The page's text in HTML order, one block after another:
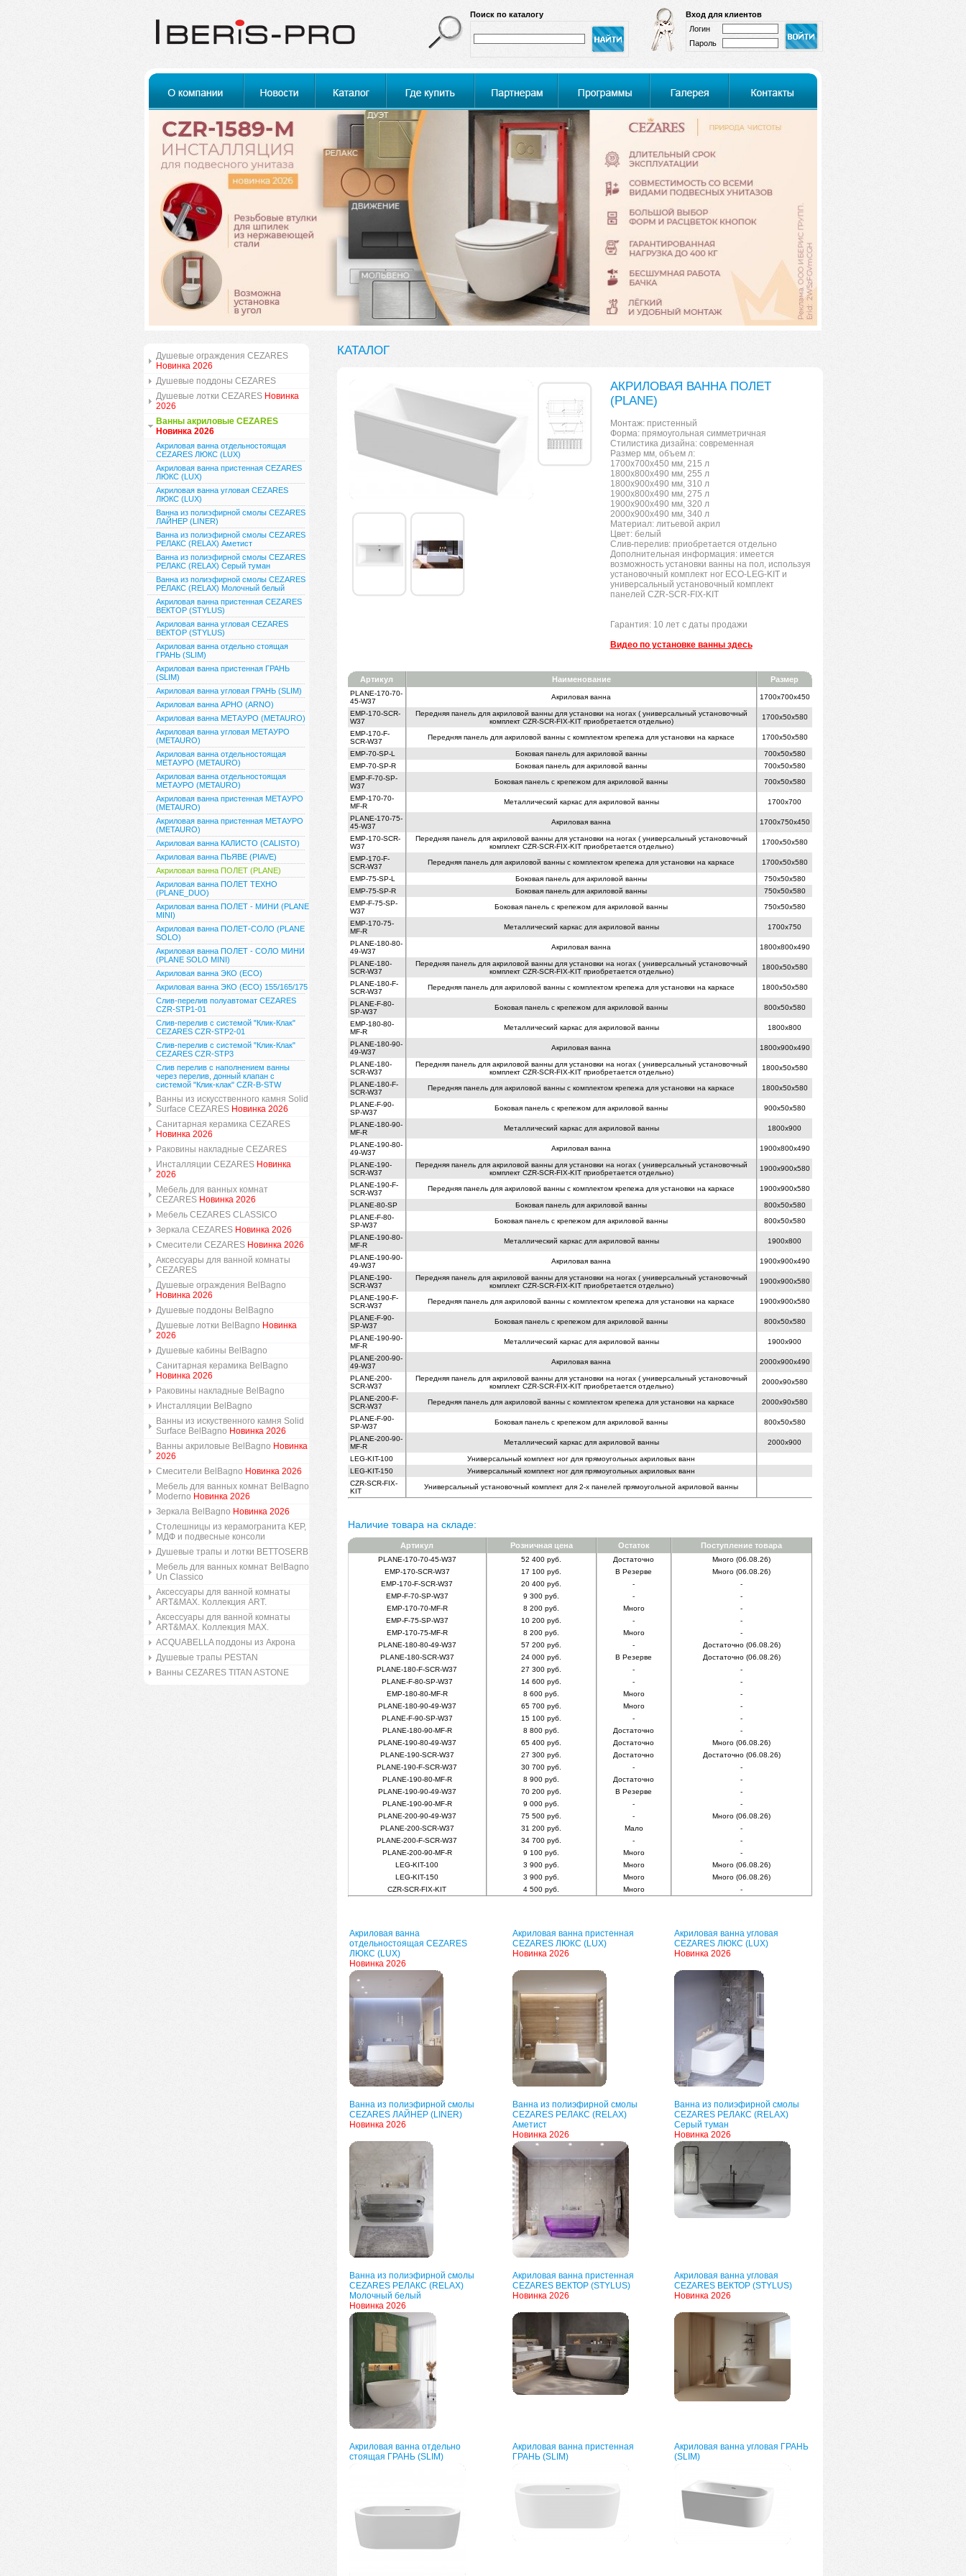
Вход для клиентов
Логин
Пароль
Поиск по каталогу
Душевые ограждения CEZARES
Новинка 2026
Душевые поддоны CEZARES
Душевые лотки CEZARES Новинка
2026
Ванны акриловые CEZARES
Новинка 2026
Акриловая ванна отдельностоящая
CEZARES ЛЮКС (LUX)
Акриловая ванна пристенная CEZARES
ЛЮКС (LUX)
Акриловая ванна угловая CEZARES
ЛЮКС (LUX)
Ванна из полиэфирной смолы CEZARES
ЛАЙНЕР (LINER)
Ванна из полиэфирной смолы CEZARES
РЕЛАКС (RELAX) Аметист
Ванна из полиэфирной смолы CEZARES
РЕЛАКС (RELAX) Серый туман
Ванна из полиэфирной смолы CEZARES
РЕЛАКС (RELAX) Молочный белый
Акриловая ванна пристенная CEZARES
ВЕКТОР (STYLUS)
Акриловая ванна угловая CEZARES
ВЕКТОР (STYLUS)
Акриловая ванна отдельно стоящая
ГРАНЬ (SLIM)
Акриловая ванна пристенная ГРАНЬ
(SLIM)
Акриловая ванна угловая ГРАНЬ (SLIM)
Акриловая ванна АРНО (ARNO)
Акриловая ванна МЕТАУРО (METAURO)
Акриловая ванна угловая МЕТАУРО
(METAURO)
Акриловая ванна отдельностоящая
МЕТАУРО (METAURO)
Акриловая ванна отдельностоящая
МЕТАУРО (METAURO)
Акриловая ванна пристенная МЕТАУРО
(METAURO)
Акриловая ванна пристенная МЕТАУРО
(METAURO)
Акриловая ванна КАЛИСТО (CALISTO)
Акриловая ванна ПЬЯВЕ (PIAVE)
Акриловая ванна ПОЛЕТ (PLANE)
Акриловая ванна ПОЛЕТ ТЕХНО
(PLANE_DUO)
Акриловая ванна ПОЛЕТ - МИНИ (PLANE
MINI)
Акриловая ванна ПОЛЕТ-СОЛО (PLANE
SOLO)
Акриловая ванна ПОЛЕТ - СОЛО МИНИ
(PLANE SOLO MINI)
Акриловая ванна ЭКО (ECO)
Акриловая ванна ЭКО (ECO) 155/165/175
Слив-перелив полуавтомат CEZARES
CZR-STP1-01
Слив-перелив с системой "Клик-Клак"
CEZARES CZR-STP2-01
Слив-перелив с системой "Клик-Клак"
CEZARES CZR-STP3
Слив перелив с наполнением ванны
через перелив, донный клапан с
системой "Клик-клак" CZR-B-STW
Ванны из искусственного камня Solid
Surface CEZARES Новинка 2026
Санитарная керамика CEZARES
Новинка 2026
Раковины накладные CEZARES
Инсталляции CEZARES Новинка
2026
Мебель для ванных комнат
CEZARES Новинка 2026
Мебель CEZARES CLASSICO
Зеркала CEZARES Новинка 2026
Смесители CEZARES Новинка 2026
Аксессуары для ванной комнаты
CEZARES
Душевые ограждения BelBagno
Новинка 2026
Душевые поддоны BelBagno
Душевые лотки BelBagno Новинка
2026
Душевые кабины BelBagno
Санитарная керамика BelBagno
Новинка 2026
Раковины накладные BelBagno
Инсталляции BelBagno
Ванны из искуственного камня Solid
Surface BelBagno Новинка 2026
Ванны акриловые BelBagno Новинка
2026
Смесители BelBagno Новинка 2026
Мебель для ванных комнат BelBagno
Moderno Новинка 2026
Зеркала BelBagno Новинка 2026
Столешницы из керамогранита KEP,
МДФ и подвесные консоли
Душевые трапы и лотки BETTOSERB
Мебель для ванных комнат BelBagno
Un Classico
Аксессуары для ванной комнаты
ART&MAX. Коллекция ART.
Аксессуары для ванной комнаты
ART&MAX. Коллекция MAX.
ACQUABELLA поддоны из Акрона
Душевые трапы PESTAN
Ванны CEZARES TITAN ASTONE
КАТАЛОГ
АКРИЛОВАЯ ВАННА ПОЛЕТ
(PLANE)
Монтаж: пристенный
Форма: прямоугольная симметричная
Стилистика дизайна: современная
Размер мм, объем л:
1700x700x450 мм, 215 л
1800x800x490 мм, 255 л
1800x900x490 мм, 310 л
1900x800x490 мм, 275 л
1900x900x490 мм, 320 л
2000x900x490 мм, 340 л
Материал: литьевой акрил
Цвет: белый
Слив-перелив: приобретается отдельно
Дополнительная информация: имеется
возможность установки ванны на пол, используя
установочный комплект ног ECO-LEG-KIT и
универсальный установочный комплект
панелей CZR-SCR-FIX-KIT
Гарантия: 10 лет с даты продажи
Видео по установке ванны здесь
Артикул Наименование Размер
PLANE-170-70-
45-W37
Акриловая ванна 1700x700x450
EMP-170-SCR-
W37
Передняя панель для акриловой ванны для установки на ногах ( универсальный установочный
комплект CZR-SCR-FIX-KIT приобретается отдельно)
1700x50x580
EMP-170-F-
SCR-W37
Передняя панель для акриловой ванны с комплектом крепежа для установки на каркасе 1700x50x580
EMP-70-SP-L Боковая панель для акриловой ванны
700x50x580
EMP-70-SP-R
Боковая панель для акриловой ванны
700x50x580
EMP-F-70-SP-
W37
Боковая панель с крепежом для акриловой ванны 700x50x580
EMP-170-70-
MF-R
Металлический каркас для акриловой ванны 1700x700
PLANE-170-75-
45-W37
Акриловая ванна 1700x750x450
EMP-170-SCR-
W37
Передняя панель для акриловой ванны для установки на ногах ( универсальный установочный
комплект CZR-SCR-FIX-KIT приобретается отдельно)
1700x50x580
EMP-170-F-
SCR-W37
Передняя панель для акриловой ванны с комплектом крепежа для установки на каркасе 1700x50x580
EMP-75-SP-L Боковая панель для акриловой ванны
750x50x580
EMP-75-SP-R
Боковая панель для акриловой ванны
750x50x580
EMP-F-75-SP-
W37
Боковая панель с крепежом для акриловой ванны 750x50x580
EMP-170-75-
MF-R
Металлический каркас для акриловой ванны 1700x750
PLANE-180-80-
49-W37
Акриловая ванна 1800x800x490
PLANE-180-
SCR-W37
Передняя панель для акриловой ванны для установки на ногах ( универсальный установочный
комплект CZR-SCR-FIX-KIT приобретается отдельно)
1800x50x580
PLANE-180-F-
SCR-W37
Передняя панель для акриловой ванны с комплектом крепежа для установки на каркасе 1800x50x580
PLANE-F-80-
SP-W37
Боковая панель с крепежом для акриловой ванны 800x50x580
EMP-180-80-
MF-R
Металлический каркас для акриловой ванны 1800x800
PLANE-180-90-
49-W37
Акриловая ванна 1800x900x490
PLANE-180-
SCR-W37
Передняя панель для акриловой ванны для установки на ногах ( универсальный установочный
комплект CZR-SCR-FIX-KIT приобретается отдельно)
1800x50x580
PLANE-180-F-
SCR-W37
Передняя панель для акриловой ванны с комплектом крепежа для установки на каркасе 1800x50x580
PLANE-F-90-
SP-W37
Боковая панель с крепежом для акриловой ванны 900x50x580
PLANE-180-90-
MF-R
Металлический каркас для акриловой ванны 1800x900
PLANE-190-80-
49-W37
Акриловая ванна 1900x800x490
PLANE-190-
SCR-W37
Передняя панель для акриловой ванны для установки на ногах ( универсальный установочный
комплект CZR-SCR-FIX-KIT приобретается отдельно)
1900x900x580
PLANE-190-F-
SCR-W37
Передняя панель для акриловой ванны с комплектом крепежа для установки на каркасе 1900x900x580
PLANE-80-SP Боковая панель для акриловой ванны
800x50x580
PLANE-F-80-
SP-W37
Боковая панель с крепежом для акриловой ванны 800x50x580
PLANE-190-80-
MF-R
Металлический каркас для акриловой ванны 1900x800
PLANE-190-90-
49-W37
Акриловая ванна 1900x900x490
PLANE-190-
SCR-W37
Передняя панель для акриловой ванны для установки на ногах ( универсальный установочный
комплект CZR-SCR-FIX-KIT приобретается отдельно)
1900x900x580
PLANE-190-F-
SCR-W37
Передняя панель для акриловой ванны с комплектом крепежа для установки на каркасе 1900x900x580
PLANE-F-90-
SP-W37
Боковая панель с крепежом для акриловой ванны 800x50x580
PLANE-190-90-
MF-R
Металлический каркас для акриловой ванны 1900x900
PLANE-200-90-
49-W37
Акриловая ванна 2000x900x490
PLANE-200-
SCR-W37
Передняя панель для акриловой ванны для установки на ногах ( универсальный установочный
комплект CZR-SCR-FIX-KIT приобретается отдельно)
2000x90x580
PLANE-200-F-
SCR-W37
Передняя панель для акриловой ванны с комплектом крепежа для установки на каркасе 2000x90x580
PLANE-F-90-
SP-W37
Боковая панель с крепежом для акриловой ванны 800x50x580
PLANE-200-90-
MF-R
Металлический каркас для акриловой ванны 2000x900
LEG-KIT-100
Универсальный комплект ног для прямоугольных акриловых ванн
LEG-KIT-150
Универсальный комплект ног для прямоугольных акриловых ванн
CZR-SCR-FIX-
KIT
Универсальный установочный комплект для 2-х панелей прямоугольной акриловой ванны
Наличие товара на складе:
Артикул Розничная цена Остаток Поступление товара
PLANE-170-70-45-W37 52 400 руб. Достаточно
Много (06.08.26)
EMP-170-SCR-W37
17 100 руб. В Резерве
Много (06.08.26)
EMP-170-F-SCR-W37
20 400 руб. -
-
EMP-F-70-SP-W37
9 300 руб. -
-
EMP-170-70-MF-R
8 200 руб. Много
-
EMP-F-75-SP-W37
10 200 руб. -
-
EMP-170-75-MF-R
8 200 руб. Много
-
PLANE-180-80-49-W37
57 200 руб. -
Достаточно (06.08.26)
PLANE-180-SCR-W37
24 000 руб. В Резерве
Достаточно (06.08.26)
PLANE-180-F-SCR-W37
27 300 руб. -
-
PLANE-F-80-SP-W37
14 600 руб. -
-
EMP-180-80-MF-R
8 600 руб. Много
-
PLANE-180-90-49-W37
65 700 руб. Много
-
PLANE-F-90-SP-W37
15 100 руб. -
-
PLANE-180-90-MF-R
8 800 руб. Достаточно
-
PLANE-190-80-49-W37
65 400 руб. Достаточно
Много (06.08.26)
PLANE-190-SCR-W37
27 300 руб. Достаточно
Достаточно (06.08.26)
PLANE-190-F-SCR-W37
30 700 руб. -
-
PLANE-190-80-MF-R
8 900 руб. Достаточно
-
PLANE-190-90-49-W37
70 200 руб. В Резерве
-
PLANE-190-90-MF-R
9 000 руб. -
-
PLANE-200-90-49-W37
75 500 руб. -
Много (06.08.26)
PLANE-200-SCR-W37
31 200 руб. Мало
-
PLANE-200-F-SCR-W37
34 700 руб. -
-
PLANE-200-90-MF-R
9 100 руб. Много
-
LEG-KIT-100
3 900 руб. Много
Много (06.08.26)
LEG-KIT-150
3 900 руб. Много
Много (06.08.26)
CZR-SCR-FIX-KIT
4 500 руб. Много -
Акриловая ванна
отдельностоящая CEZARES
ЛЮКС (LUX)
Новинка 2026
Акриловая ванна пристенная
CEZARES ЛЮКС (LUX)
Новинка 2026
Акриловая ванна угловая
CEZARES ЛЮКС (LUX)
Новинка 2026
Ванна из полиэфирной смолы
CEZARES ЛАЙНЕР (LINER)
Новинка 2026
Ванна из полиэфирной смолы
CEZARES РЕЛАКС (RELAX)
Аметист
Новинка 2026
Ванна из полиэфирной смолы
CEZARES РЕЛАКС (RELAX)
Серый туман
Новинка 2026
Ванна из полиэфирной смолы
CEZARES РЕЛАКС (RELAX)
Молочный белый
Новинка 2026
Акриловая ванна пристенная
CEZARES ВЕКТОР (STYLUS)
Новинка 2026
Акриловая ванна угловая
CEZARES ВЕКТОР (STYLUS)
Новинка 2026
Акриловая ванна отдельно
стоящая ГРАНЬ (SLIM)
Акриловая ванна пристенная
ГРАНЬ (SLIM)
Акриловая ванна угловая ГРАНЬ
(SLIM)